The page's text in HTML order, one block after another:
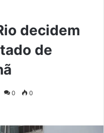
decidem
de
0 0